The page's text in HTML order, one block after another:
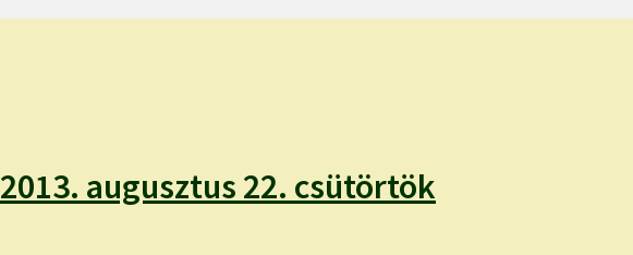
2013. augusztus 22. csütörtök